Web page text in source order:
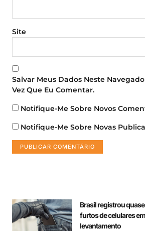
Site
Salvar Meus Dados Neste
Vez Que Eu Comentar.
Notifique-Me Sobre Novos
Notifique-Me Sobre Novas
Brasil registrou
furtos de celulares
levantamento